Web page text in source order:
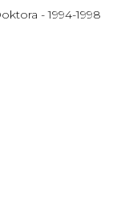
- 1994-1998